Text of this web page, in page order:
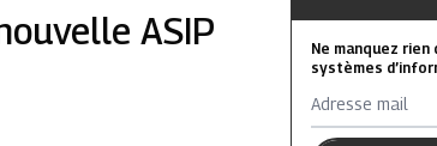
ASIP
Ne manquez
systèmes
Adresse mail